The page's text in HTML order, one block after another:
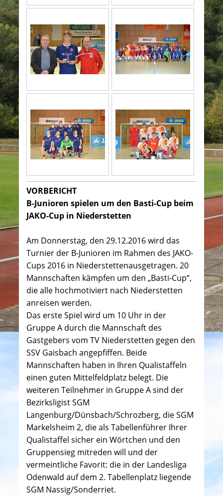
VORBERICHT
B-Junioren spielen um den Basti-Cup beim
JAKO-Cup in Niederstetten
Am Donnerstag, den 29.12.2016 wird das
Turnier der B-Junioren im Rahmen des JAKO-
Cups 2016 in Niederstettenausgetragen. 20
Mannschaften kämpfen um den „Basti-Cup“,
die alle hochmotiviert nach Niederstetten
anreisen werden.
Das erste Spiel wird um 10 Uhr in der
Gruppe A durch die Mannschaft des
Gastgebers vom TV Niederstetten gegen den
SSV Gaisbach angepfiffen. Beide
Mannschaften haben in Ihren Qualistaffeln
einen guten Mittelfeldplatz belegt. Die
weiteren Teilnehmer in Gruppe A sind der
Bezirksligist SGM
Langenburg/Dünsbach/Schrozberg, die SGM
Markelsheim 2, die als Tabellenführer Ihrer
Qualistaffel sicher ein Wörtchen und den
Gruppensieg mitreden will und der
vermeintliche Favorit: die in der Landesliga
Odenwald auf dem 2. Tabellenplatz liegende
SGM Nassig/Sonderriet.